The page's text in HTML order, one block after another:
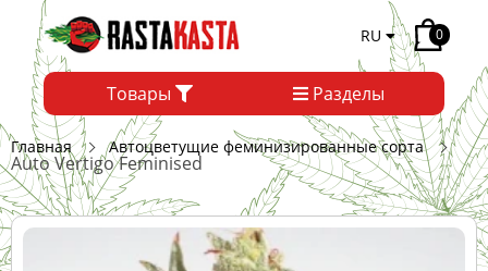
RU 0
Товары Разделы
Главная Автоцветущие феминизированные сорта
Auto Vertigo Feminised